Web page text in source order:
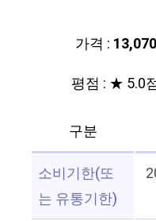
가격 :
평점 : ★ 5.0
구분
소비기한(또
는 유통기한)